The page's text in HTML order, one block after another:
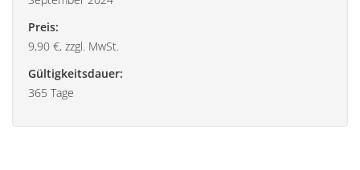
Preis:
9,90 €, zzgl. MwSt.
Gültigkeitsdauer:
365 Tage